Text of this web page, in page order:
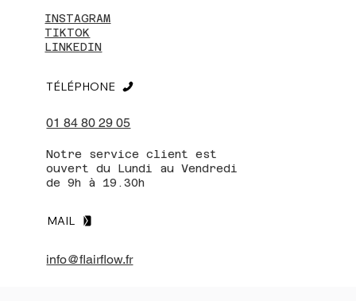
INSTAGRAM
TIKTOK
LINKEDIN
01 84 80 29 05
TÉLÉPHONE
Notre service client est
ouvert du Lundi au Vendredi
de 9h à 19.30h
MAIL
info@flairflow.fr